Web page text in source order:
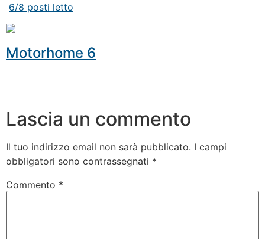
6/8 posti letto
Motorhome 6
Lascia un commento
Il tuo indirizzo email non sarà pubblicato. I campi
obbligatori sono contrassegnati *
Commento *